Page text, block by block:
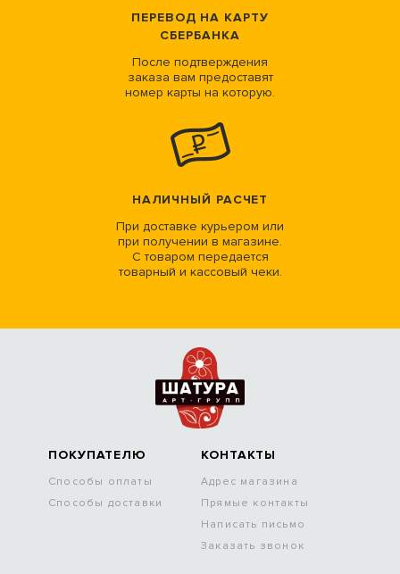
ПЕРЕВОД НА КАРТУ
СБЕРБАНКА
После подтверждения
заказа вам предоставят
номер карты на которую.
НАЛИЧНЫЙ РАСЧЕТ
При доставке курьером или
при получении в магазине.
С товаром передается
товарный и кассовый чеки.
ПОКУПАТЕЛЮ
Способы оплаты
Способы доставки
КОНТАКТЫ
Адрес магазина
Прямые контакты
Написать письмо
Заказать звонок